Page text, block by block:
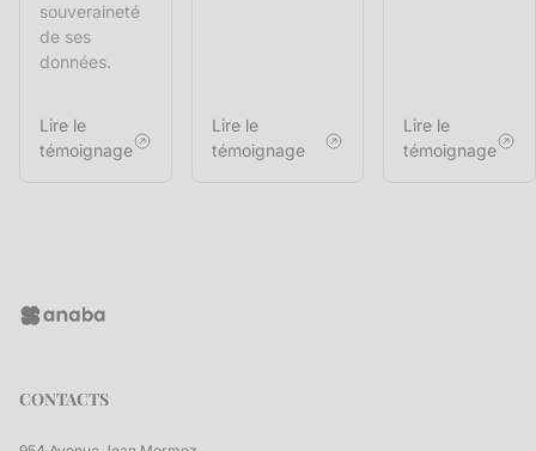
souveraineté
de ses
données.
Lire le
témoignage
Lire le
témoignage
Lire le
témoignage
CONTACTS